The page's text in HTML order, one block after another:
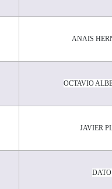
ANAIS
OCTAVIO
JAVIER